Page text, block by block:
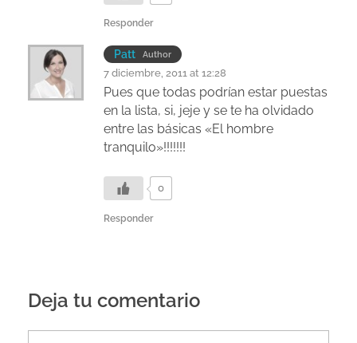
Responder
Patt Author
7 diciembre, 2011 at 12:28
Pues que todas podrían estar puestas
en la lista, si, jeje y se te ha olvidado
entre las básicas «El hombre
tranquilo»!!!!!!!
0
Responder
Deja tu comentario